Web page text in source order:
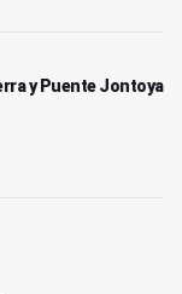
y Puente Jontoya